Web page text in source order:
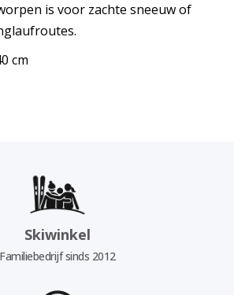
is voor zachte sneeuw of
cm
Skiwinkel
Familiebedrijf sinds 2012